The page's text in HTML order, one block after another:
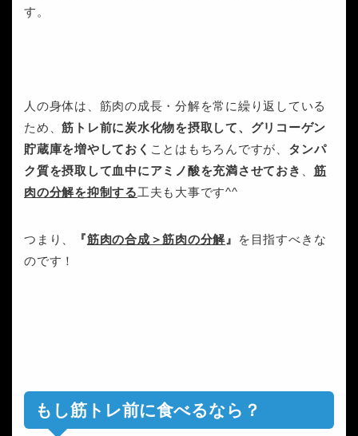
す。
人の身体は、筋肉の成長・分解を常に繰り返している
ため、筋トレ前に炭水化物を摂取して、グリコーゲン
貯蔵庫を増やしておく ことはもちろんですが、 タンパ
ク質を摂取して血中にアミノ酸を充満させておき
筋
肉の分解を抑制する工夫も大事です^^
つまり、 『筋肉の合成＞筋肉の分解 』
を目指すべきな
のです！
もし筋トレ前に食べるなら？